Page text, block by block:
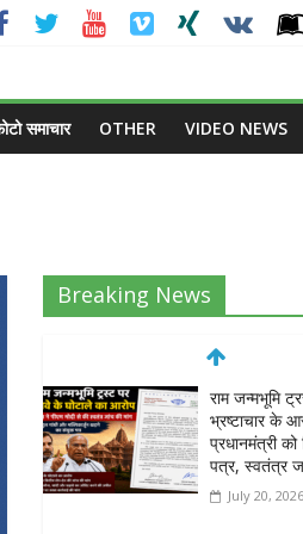
समाचार OTHER VIDEO NEWS
Breaking News
दिल्ली हाईकोर्ट
की आजादी
लेकिन
जरूरी
July 18, 2026